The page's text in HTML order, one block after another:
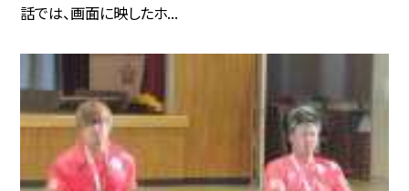
話では、画面に映したホ...